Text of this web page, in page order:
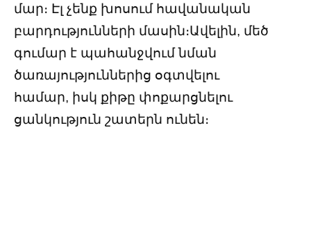
մար։ Էլ չենք խոսում հավանական
բարդությունների մասին։Ավելին, մեծ
գումար է պահանջվում նման
ծառայություններից օգտվելու
համար, իսկ քիթը փոքարցնելու
ցանկություն շատերն ունեն։